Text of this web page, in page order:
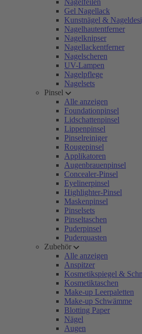
Nagelfeilen
Gel Nagellack
Kunstnägel &
Nagelhautentferner
Nagelknipser
Nagellackentferner
Nagelscheren
UV-Lampen
Nagelpflege
Nagelsets
Pinsel
Alle anzeigen
Foundationpinsel
Lidschattenpinsel
Lippenpinsel
Pinselreiniger
Rougepinsel
Applikatoren
Augenbrauenpinsel
Concealer-Pinsel
Eyelinerpinsel
Highlighter-Pinsel
Maskenpinsel
Pinselsets
Pinseltaschen
Puderpinsel
Puderquasten
Zubehör
Alle anzeigen
Anspitzer
Kosmetikspiegel &
Kosmetiktaschen
Make-up Leerpaletten
Make-up Schwämme
Blotting Paper
Nägel
Augen